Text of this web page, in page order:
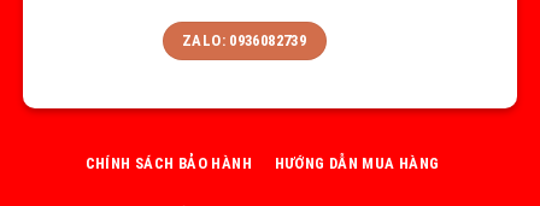
ZALO: 0936082739
CHÍNH SÁCH BẢO HÀNH HƯỚNG DẪN MUA HÀNG